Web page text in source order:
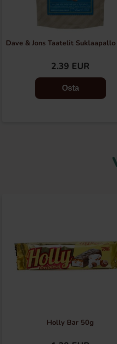
Dave & Jons Taatelit
2.39 EUR
Osta
Holly Bar 50g